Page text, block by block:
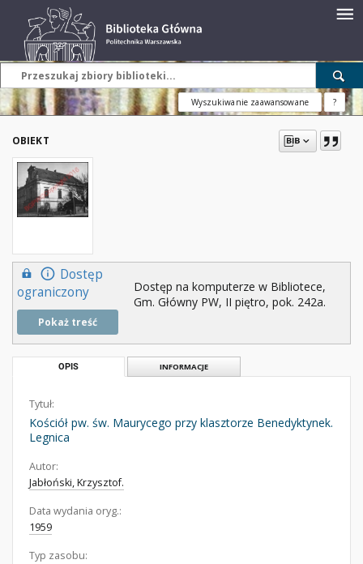
Wyszukiwanie zaawansowane ?
OBIEKT
Dostęp
ograniczony
Pokaż treść
Dostęp na komputerze w Bibliotece,
Gm. Główny PW, II piętro, pok. 242a.
OPIS INFORMACJE
Tytuł:
Kościół pw. św. Maurycego przy klasztorze Benedyktynek.
Legnica
Autor:
Jabłoński, Krzysztof.
Data wydania oryg.:
1959
Typ zasobu: